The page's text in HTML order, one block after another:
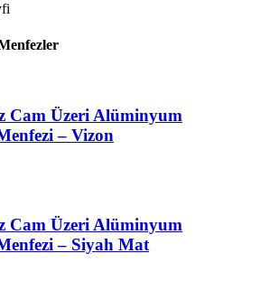
Cam Üzeri Alüminyum
– Vizon
Cam Üzeri Alüminyum
– Siyah Mat